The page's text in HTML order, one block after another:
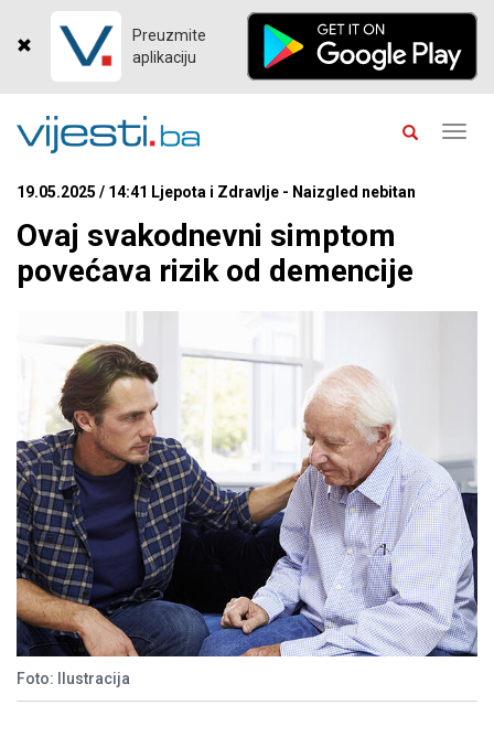
Preuzmite
aplikaciju
19.05.2025 / 14:41 Ljepota i Zdravlje - Naizgled nebitan
Ovaj svakodnevni simptom
povećava rizik od demencije
Foto: Ilustracija